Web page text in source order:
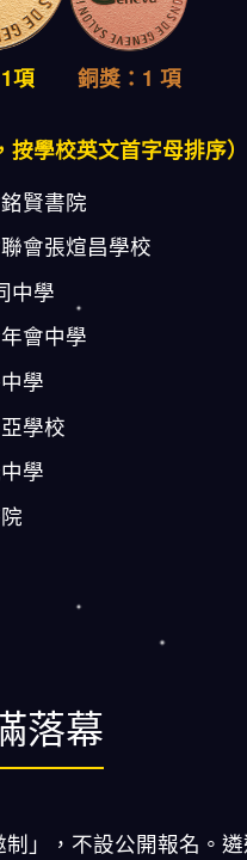
項 銅獎：1 項
按學校英文首字母排序）
賢書院
會張煊昌學校
中學
會中學
學
學校
學
落幕
」，不設公開報名。